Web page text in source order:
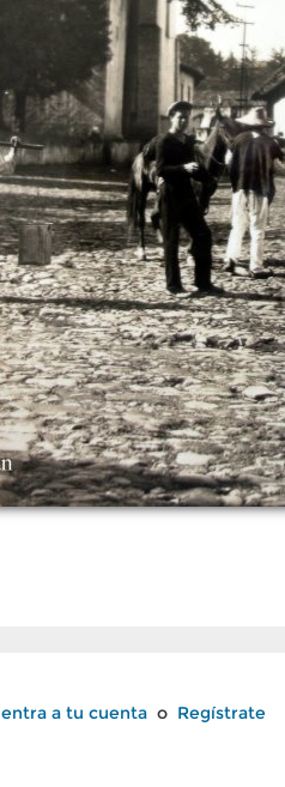
entra a tu cuenta o Regístrate